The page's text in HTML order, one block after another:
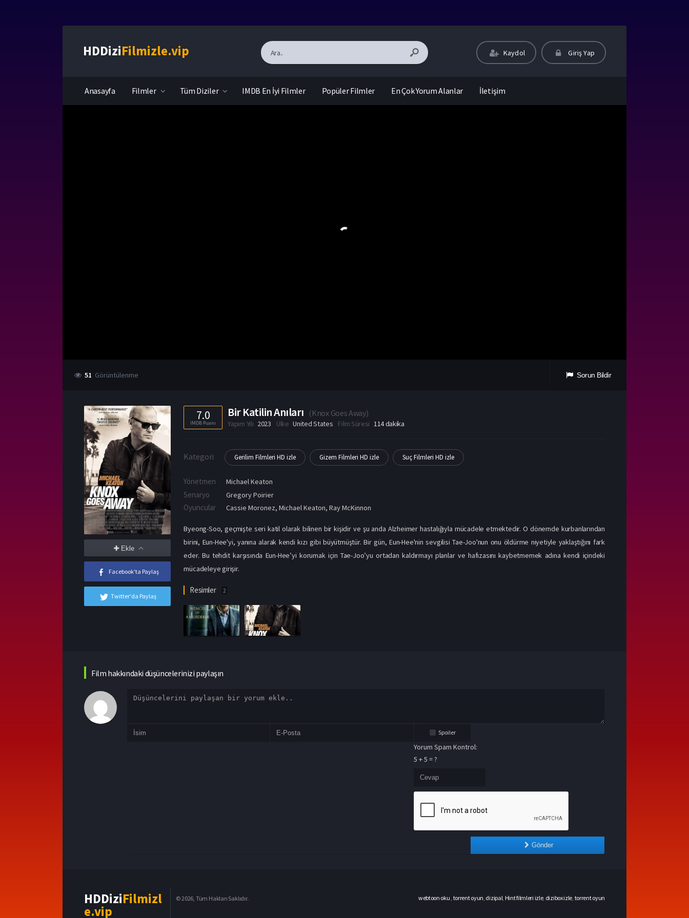
HDDiziFilmizle.vip Kaydol Giriş Yap
Anasayfa Filmler Tüm Diziler IMDB En İyi Filmler Popüler Filmler En Çok Yorum Alanlar İletişim
51 Görüntülenme Sorun Bildir
Ekle
Facebook'ta Paylaş
Twitter'da Paylaş
7.0
IMDB Puanı
Bir Katilin Anıları (Knox Goes Away)
Yapım Yılı 2023 Ülke United States Film Süresi 114 dakika
Kategori Gerilim Filmleri HD izle Gizem Filmleri HD izle Suç Filmleri HD izle
Yönetmen Michael Keaton
Senaryo Gregory Poirier
Oyuncular Cassie Moronez,Michael Keaton,Ray McKinnon
Byeong-Soo, geçmişte seri katil olarak bilinen bir kişidir ve şu anda Alzheimer hastalığıyla mücadele etmektedir. O dönemde kurbanlarından
birini, Eun-Hee'yi, yanına alarak kendi kızı gibi büyütmüştür. Bir gün, Eun-Hee'nin sevgilisi Tae-Joo'nun onu öldürme niyetiyle yaklaştığını fark
eder. Bu tehdit karşısında Eun-Hee’yi korumak için Tae-Joo’yu ortadan kaldırmayı planlar ve hafızasını kaybetmemek adına kendi içindeki
mücadeleye girişir.
Resimler 2
Film hakkındaki düşüncelerinizi paylaşın
Spoiler
Yorum Spam Kontrol:
5 + 5 = ?
Gönder
HDDiziFilmizl
e.vip
© 2026, Tüm Hakları Saklıdır. webtoon oku torrent oyun dizipal Hint filmleri izle, dizibox izle torrent oyun